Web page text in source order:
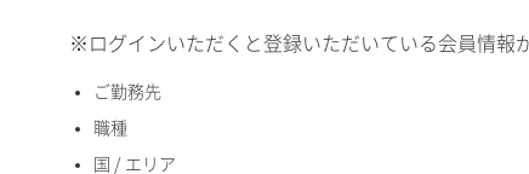
国 / エリア
※ログインいただくと登録いただいている会員情報
ご勤務先
職種
国 / エリア